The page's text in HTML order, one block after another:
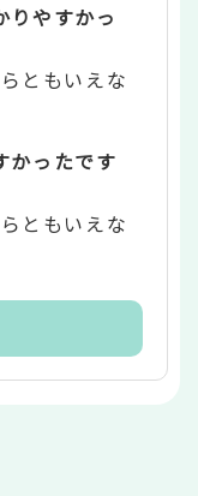
りやすかっ
ともいえな
かったです
ともいえな